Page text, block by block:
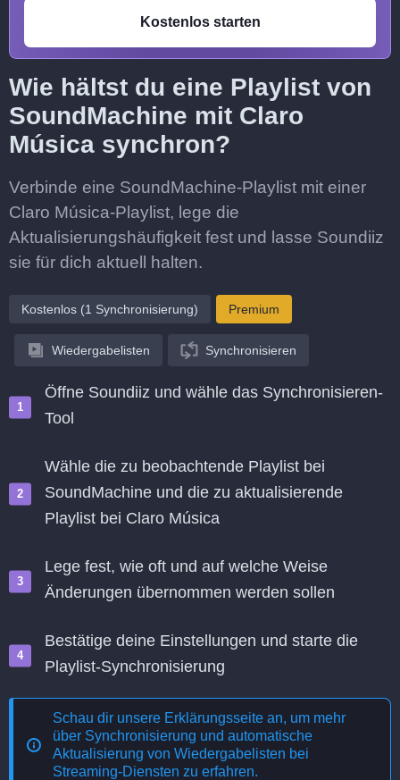
Kostenlos starten
Wie hältst du eine Playlist von
SoundMachine mit Claro
Música synchron?
Verbinde eine SoundMachine-Playlist mit einer
Claro Música-Playlist, lege die
Aktualisierungshäufigkeit fest und lasse Soundiiz
sie für dich aktuell halten.
Kostenlos (1 Synchronisierung) Premium
Wiedergabelisten Synchronisieren
Öffne Soundiiz und wähle das Synchronisieren-
Tool
Wähle die zu beobachtende Playlist bei
SoundMachine und die zu aktualisierende
Playlist bei Claro Música
Lege fest, wie oft und auf welche Weise
Änderungen übernommen werden sollen
Bestätige deine Einstellungen und starte die
Playlist-Synchronisierung
Schau dir unsere Erklärungsseite an, um mehr
über Synchronisierung und automatische
Aktualisierung von Wiedergabelisten bei
Streaming-Diensten zu erfahren.